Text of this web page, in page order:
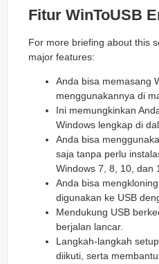
Fitur WinToUSB
For more briefing about this
major features:
Anda bisa memasang
menggunakannya di
Ini memungkinkan
Windows lengkap di
Anda bisa
saja tanpa perlu
Windows 7, 8, 10, dan
Anda bisa
digunakan ke USB
Mendukung USB
berjalan lancar.
Langkah-langkah
diikuti, serta